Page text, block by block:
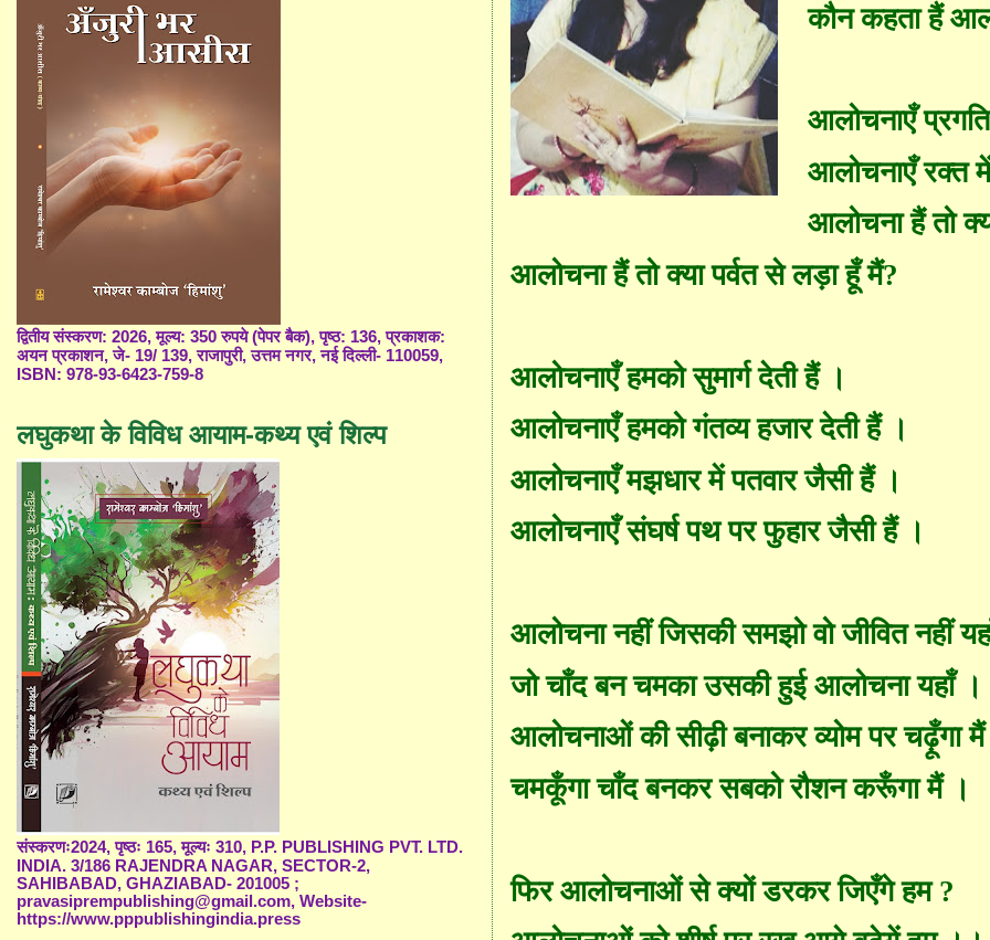
कौन कहता हैं
आलोचनाएँ
आलोचनाएँ रक्त
आलोचना हैं तो
आलोचना हैं तो क्या पर्वत से लड़ा हूँ मैं?
आलोचनाएँ हमको सुमार्ग देती हैं ।
आलोचनाएँ हमको गंतव्य हजार देती हैं ।
आलोचनाएँ मझधार में पतवार जैसी हैं ।
आलोचनाएँ संघर्ष पथ पर फुहार जैसी हैं ।
आलोचना नहीं जिसकी समझो वो जीवित नहीं
जो चाँद बन चमकाउसकी हुई आलोचना यहाँ ।
आलोचनाओं की सीढ़ी बनाकर व्योम पर चढ़ूँगा
चमकूँगा चाँद बनकर सबको रौशन करूँगा मैं ।
फिर आलोचनाओं से क्यों डरकर जिएँगे हम ?
द्वितीय संस्करण: 2026, मूल्य: 350 रुपये (पेपर बैक), पृष्ठ: 136, प्रकाशक:
अयन प्रकाशन, जे- 19/ 139, राजापुरी, उत्तम नगर, नई दिल्ली- 110059,
ISBN: 978-93-6423-759-8
लघुकथा के विविध आयाम-कथ्य एवं शिल्प
संस्करणः2024, पृष्ठः 165, मूल्यः 310, P.P. PUBLISHING PVT. LTD.
INDIA. 3/186 RAJENDRA NAGAR, SECTOR-2,
SAHIBABAD, GHAZIABAD- 201005 ;
pravasiprempublishing@gmail.com, Website-
https://www.pppublishingindia.press